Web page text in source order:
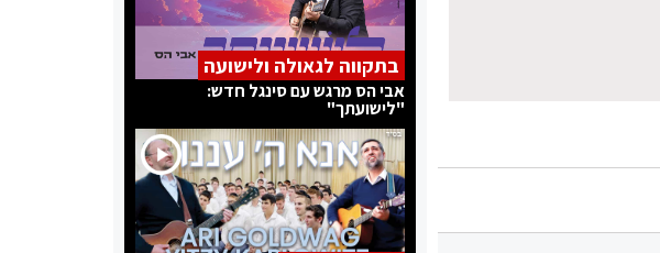
בתקווה לגאולה ולישועה
אבי הס מרגש עם סינגל חדש:
"לישועתך"